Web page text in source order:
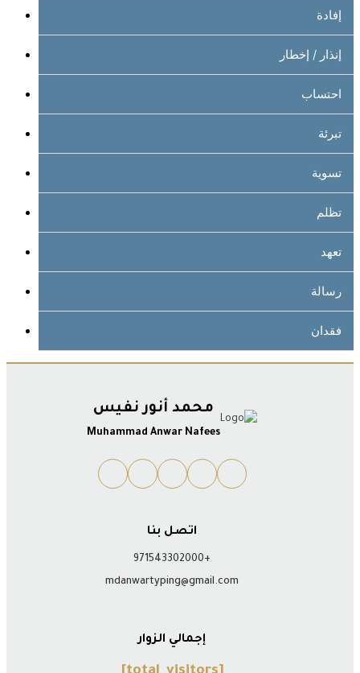
إفادة
إنذار / إخطار
احتساب
تبرئة
تسوية
تظلم
تعهد
رسالة
فقدان
محمد أنور نفيس
Muhammad Anwar Nafees
اتصل بنا
+971543302000
mdanwartyping@gmail.com
إجمالي الزوار